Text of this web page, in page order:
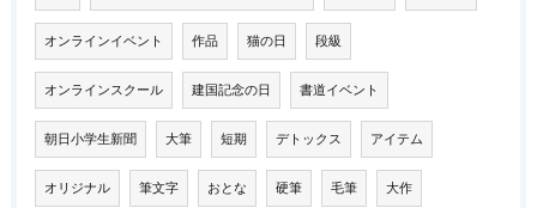
オンラインイベント 作品 猫の日 段級
オンラインスクール 建国記念の日 書道イベント
朝日小学生新聞 大筆 短期 デトックス アイテム
オリジナル 筆文字 おとな 硬筆 毛筆 大作